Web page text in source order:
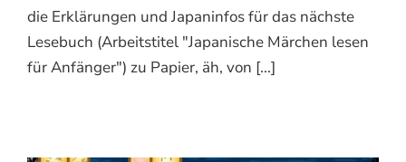
die Erklärungen und Japaninfos für das nächste
Lesebuch (Arbeitstitel "Japanische Märchen lesen
für Anfänger") zu Papier, äh, von [...]